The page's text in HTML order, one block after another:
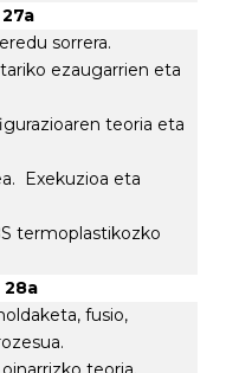
sorrera.
ezaugarrien eta
teoria eta
Exekuzioa eta
termoplastikozko
28a
fusio,